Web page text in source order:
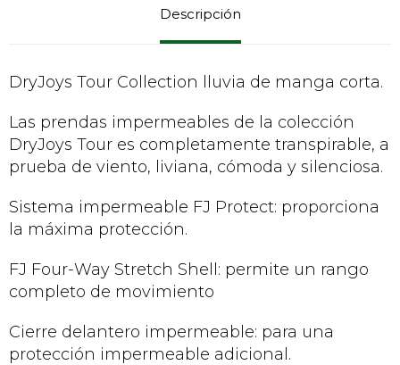
Descripción
DryJoys Tour Collection lluvia de manga corta.
Las prendas impermeables de la colección
DryJoys Tour es completamente transpirable, a
prueba de viento, liviana, cómoda y silenciosa.
Sistema impermeable FJ Protect: proporciona
la máxima protección.
FJ Four-Way Stretch Shell: permite un rango
completo de movimiento
Cierre delantero impermeable: para una
protección impermeable adicional.